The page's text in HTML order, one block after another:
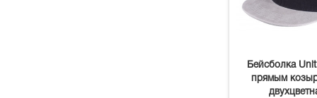
Бейсболка
прямым